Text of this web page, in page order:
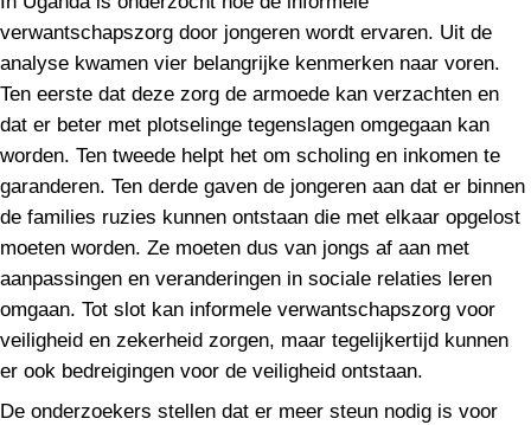
verwantschapszorg door jongeren wordt ervaren. Uit de
analyse kwamen vier belangrijke kenmerken naar voren.
Ten eerste dat deze zorg de armoede kan verzachten en
dat er beter met plotselinge tegenslagen omgegaan kan
worden. Ten tweede helpt het om scholing en inkomen te
garanderen. Ten derde gaven de jongeren aan dat er binnen
de families ruzies kunnen ontstaan die met elkaar opgelost
moeten worden. Ze moeten dus van jongs af aan met
aanpassingen en veranderingen in sociale relaties leren
omgaan. Tot slot kan informele verwantschapszorg voor
veiligheid en zekerheid zorgen, maar tegelijkertijd kunnen
er ook bedreigingen voor de veiligheid ontstaan.
De onderzoekers stellen dat er meer steun nodig is voor